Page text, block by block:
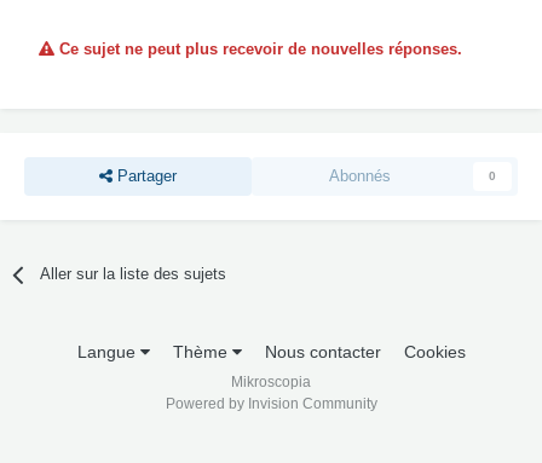
Ce sujet ne peut plus recevoir de nouvelles réponses.
Partager Abonnés 0
Aller sur la liste des sujets
Langue Thème Nous contacter Cookies
Mikroscopia
Powered by Invision Community